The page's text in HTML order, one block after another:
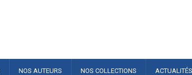
NOS AUTEURS NOS COLLECTIONS